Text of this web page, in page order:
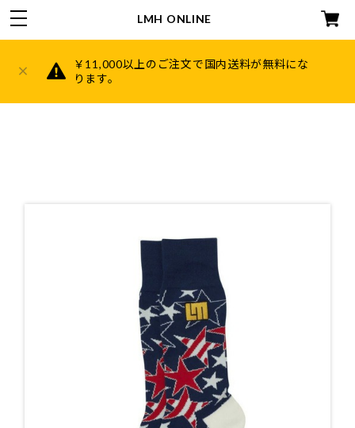
￥11,000以上のご注文で国内送料が無料にな
ります。
LMH ONLINE